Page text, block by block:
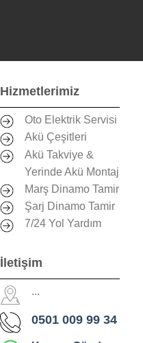
Hizmetlerimiz
Oto Elektrik Servisi
Akü Çeşitleri
Akü Takviye &
Yerinde Akü Montaj
Marş Dinamo Tamir
Şarj Dinamo Tamir
7/24 Yol Yardım
İletişim
...
0501 009 99 34